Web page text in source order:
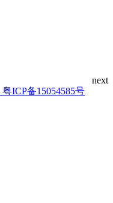
ICP备15054585号